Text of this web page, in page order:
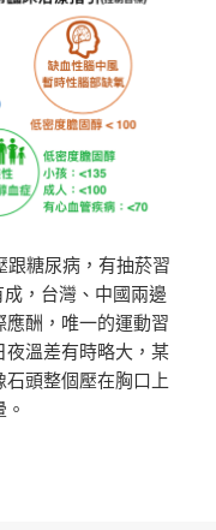
跟糖尿病，有抽菸習
，台灣、中國兩邊
酬，唯一的運動習
溫差有時略大，某
頭整個壓在胸口上
常臨床治療指引